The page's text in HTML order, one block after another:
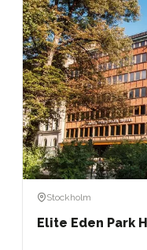
Stockholm
Elite Eden Park